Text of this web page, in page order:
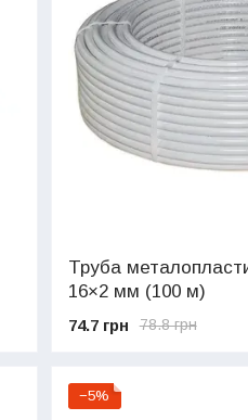
Труба
16×2 мм (100 м)
78.8 грн
74.7 грн
−5%